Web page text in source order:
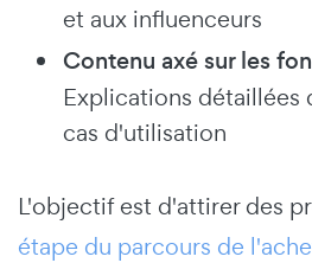
et aux influenceurs
Contenu axé sur les
Explications détaillées
cas d'utilisation
L'objectif est d'attirer des
étape du parcours de